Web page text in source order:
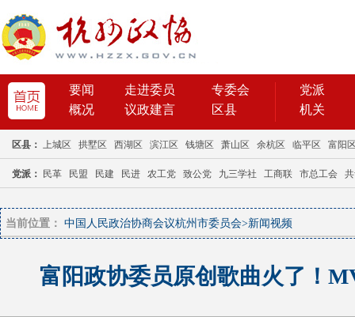
当前位置： 中国人民政治协商会议杭州市委员会>新闻视频
富阳政协委员原创歌曲火了！